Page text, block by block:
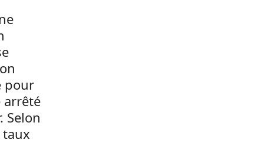
pour
arrêté
Selon